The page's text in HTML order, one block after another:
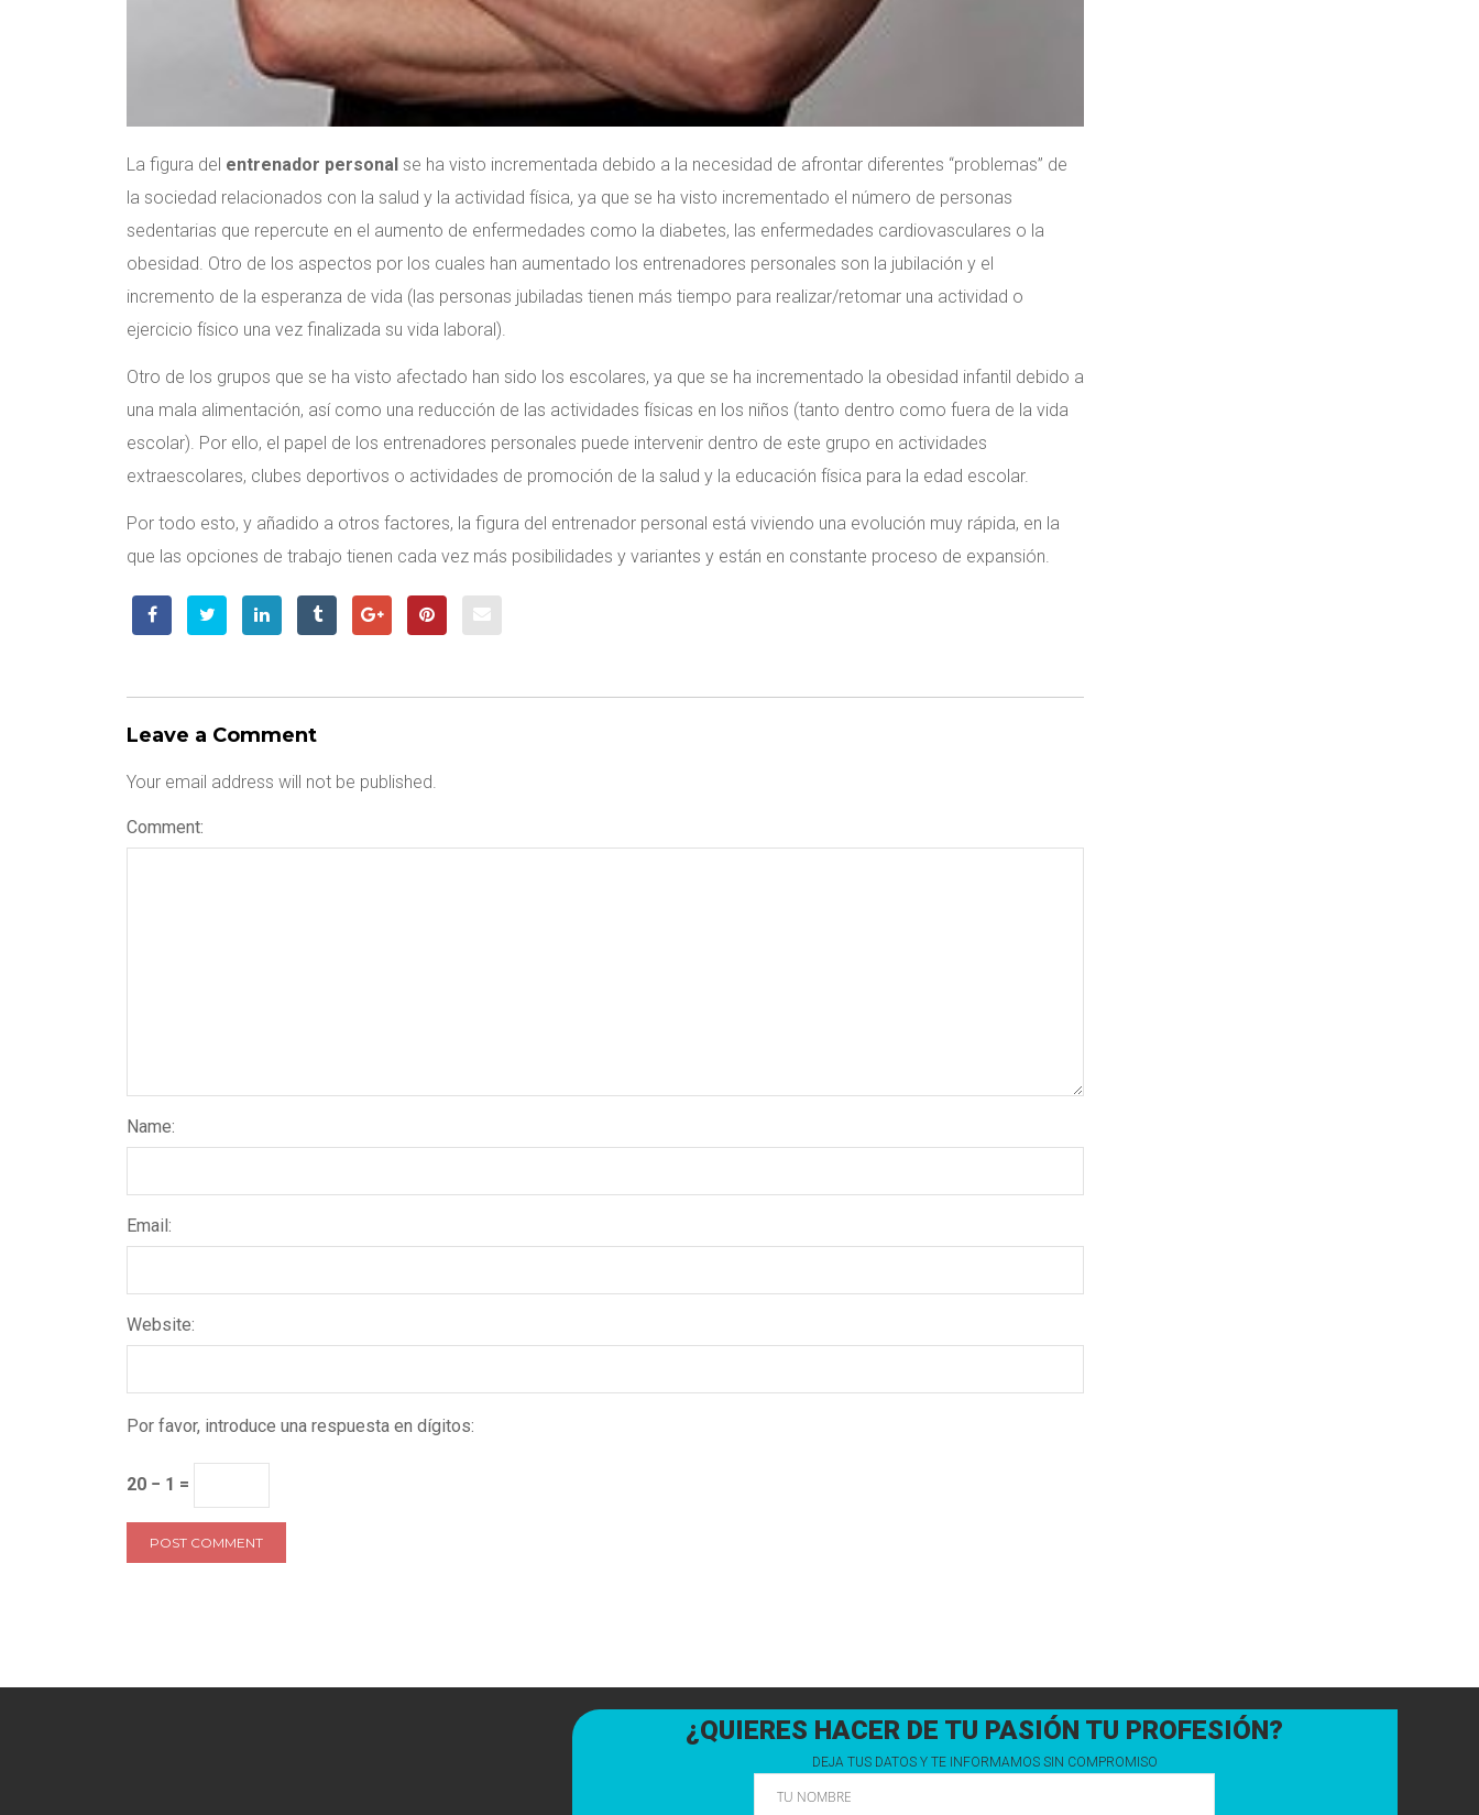
La figura del entrenador personal se ha visto incrementada debido a la necesidad de afrontar diferentes “problemas” de
la sociedad relacionados con la salud y la actividad física, ya que se ha visto incrementado el número de personas
sedentarias que repercute en el aumento de enfermedades como la diabetes, las enfermedades cardiovasculares o la
obesidad. Otro de los aspectos por los cuales han aumentado los entrenadores personales son la jubilación y el
incremento de la esperanza de vida (las personas jubiladas tienen más tiempo para realizar/retomar una actividad o
ejercicio físico una vez finalizada su vida laboral).
Otro de los grupos que se ha visto afectado han sido los escolares, ya que se ha incrementado la obesidad infantil debido a
una mala alimentación, así como una reducción de las actividades físicas en los niños (tanto dentro como fuera de la vida
escolar). Por ello, el papel de los entrenadores personales puede intervenir dentro de este grupo en actividades
extraescolares, clubes deportivos o actividades de promoción de la salud y la educación física para la edad escolar.
Por todo esto, y añadido a otros factores, la figura del entrenador personal está viviendo una evolución muy rápida, en la
que las opciones de trabajo tienen cada vez más posibilidades y variantes y están en constante proceso de expansión.
Leave a Comment
Your email address will not be published.
Comment:
Name:
Email:
Website:
Por favor, introduce una respuesta en dígitos:
20 − 1 =
¿QUIERES HACER DE TU PASIÓN TU PROFESIÓN?
DEJA TUS DATOS Y TE INFORMAMOS SIN COMPROMISO